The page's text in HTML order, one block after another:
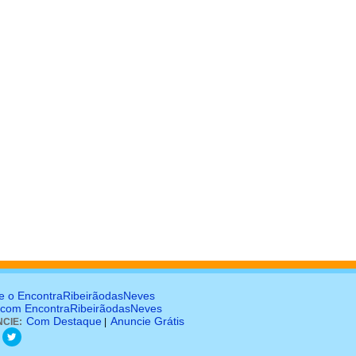
o EncontraRibeirãodasNeves
EncontraRibeirãodasNeves
Com Destaque Anuncie Grátis